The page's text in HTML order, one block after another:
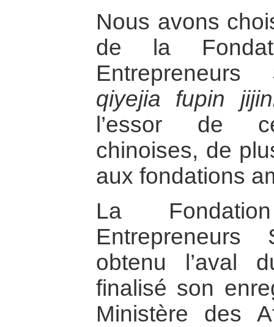
Nous avons
de la
qiyejia fupin
l’essor de
chinoises, de
aux fondations
La
obtenu l’aval
finalisé son
Ministère des